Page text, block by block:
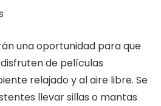
una oportunidad para que
de películas
relajado y al aire libre. Se
llevar sillas o mantas